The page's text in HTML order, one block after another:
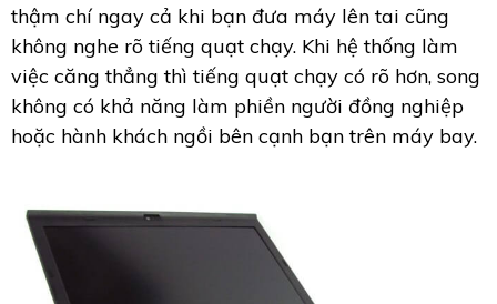
thậm chí ngay cả khi bạn đưa máy lên tai cũng
không nghe rõ tiếng quạt chạy. Khi hệ thống làm
việc căng thẳng thì tiếng quạt chạy có rõ hơn, song
không có khả năng làm phiền người đồng nghiệp
hoặc hành khách ngồi bên cạnh bạn trên máy bay.